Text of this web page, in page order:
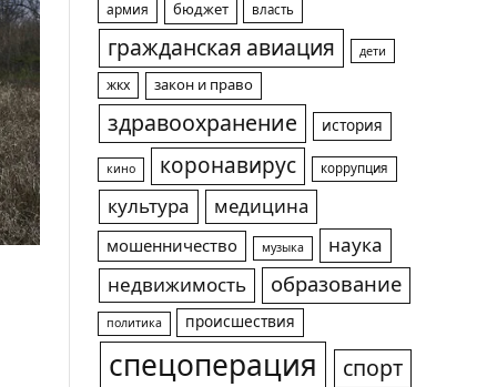
армия бюджет власть
гражданская авиация дети
жкх закон и право
здравоохранение история
кино коронавирус коррупция
культура медицина
мошенничество музыка
наука
недвижимость
образование
политика происшествия
спецоперация спорт